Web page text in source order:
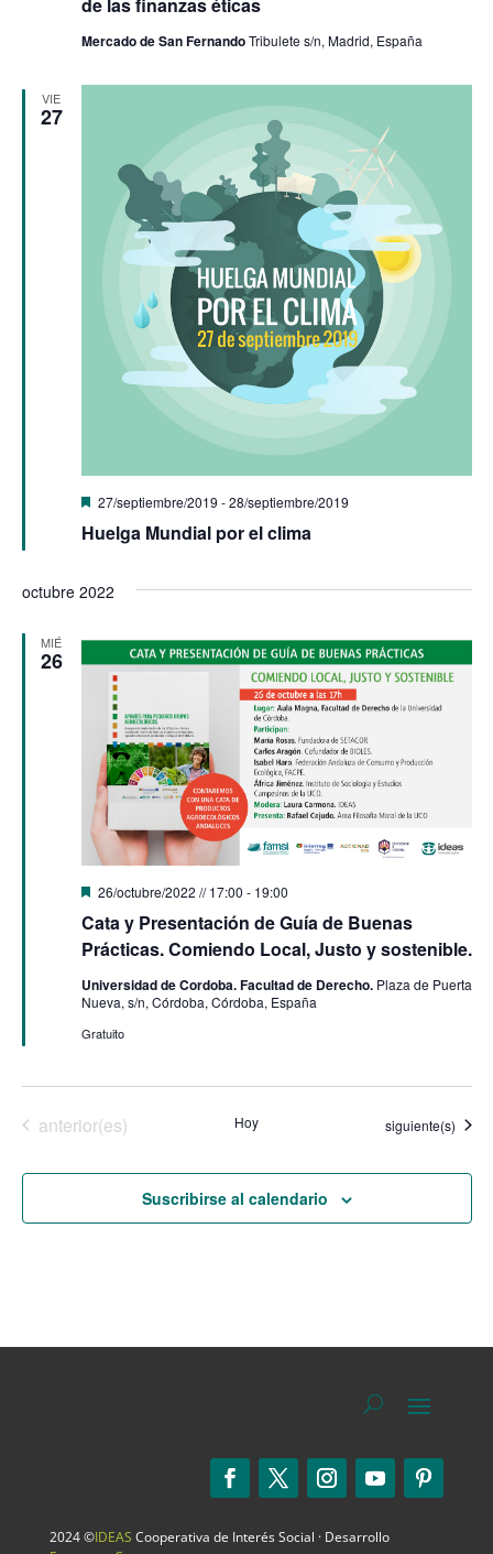
Mercado de San FernandoTribulete s/n, Madrid, España
VIE
27
Huelga Mundial por el clima
Destacado
27/septiembre/2019 -28/septiembre/2019
octubre 2022
MIÉ
26
Cata y Presentación de Guía de Buenas
Prácticas. Comiendo Local, Justo y sostenible.
Destacado
26/octubre/2022 // 17:00 - 19:00
Universidad de Cordoba. Facultad de Derecho. Plaza de Puerta
Nueva, s/n, Córdoba, Córdoba, España
Gratuito
Eventos
anterior(es) Hoy Eventos
siguiente(s)
Suscribirse al calendario
2024 ©IDEAS Cooperativa de Interés Social · Desarrollo